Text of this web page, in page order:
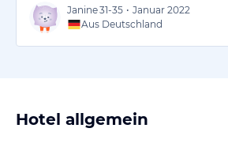
Janine31-35 • Januar 2022
Aus Deutschland
Hotel allgemein